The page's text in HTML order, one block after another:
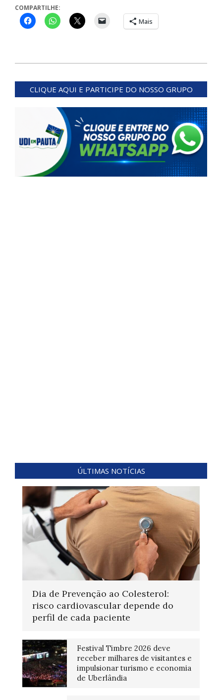
COMPARTILHE:
Mais
12-
CLIQUE AQUI E PARTICIPE DO NOSSO GRUPO
ÚLTIMAS NOTÍCIAS
Dia de Prevenção ao Colesterol:
risco cardiovascular depende do
perfil de cada paciente
Festival Timbre 2026 deve
receber milhares de visitantes e
impulsionar turismo e economia
de Uberlândia